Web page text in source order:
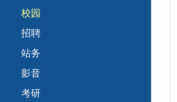
校园
招聘
站务
影音
考研